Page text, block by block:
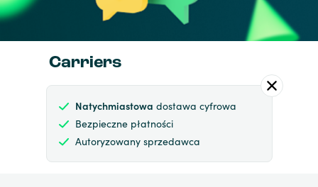
Carriers
Natychmiastowa dostawa cyfrowa
Bezpieczne płatności
Autoryzowany sprzedawca